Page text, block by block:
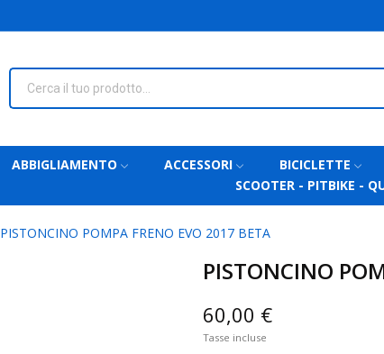
ABBIGLIAMENTO ACCESSORI BICICLETTE
SCOOTER - PITBIKE -
PISTONCINO POMPA FRENO EVO 2017 BETA
PISTONCINO
60,00 €
Tasse incluse